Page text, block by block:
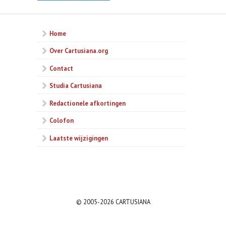
Home
Over Cartusiana.org
Contact
Studia Cartusiana
Redactionele afkortingen
Colofon
Laatste wijzigingen
© 2005-2026 CARTUSIANA